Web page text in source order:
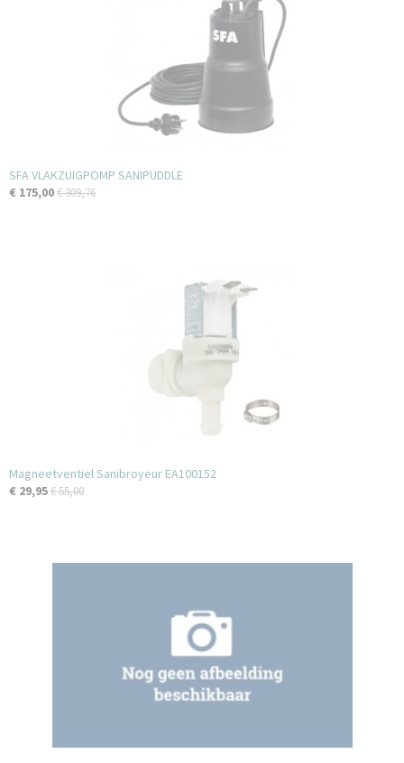
SFA VLAKZUIGPOMP SANIPUDDLE
€ 175,00€ 309,76
Magneetventiel Sanibroyeur EA100152
€ 29,95€ 55,00